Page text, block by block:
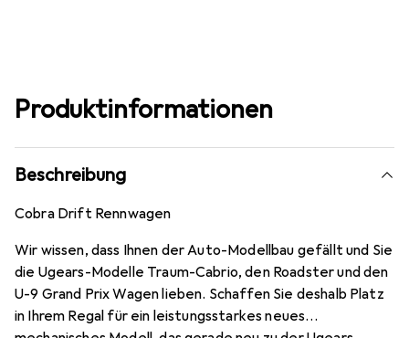
Produktinformationen
Beschreibung
Cobra Drift Rennwagen
Wir wissen, dass Ihnen der Auto-Modellbau gefällt und Sie
die Ugears-Modelle Traum-Cabrio, den Roadster und den
U-9 Grand Prix Wagen lieben. Schaffen Sie deshalb Platz
in Ihrem Regal für ein leistungsstarkes neues